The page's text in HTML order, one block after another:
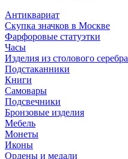
Антиквариат
Скупка значков в Москве
Фарфоровые статуэтки
Часы
Изделия из столового серебра
Подстаканники
Книги
Самовары
Подсвечники
Бронзовые изделия
Мебель
Монеты
Иконы
Ордены и медали